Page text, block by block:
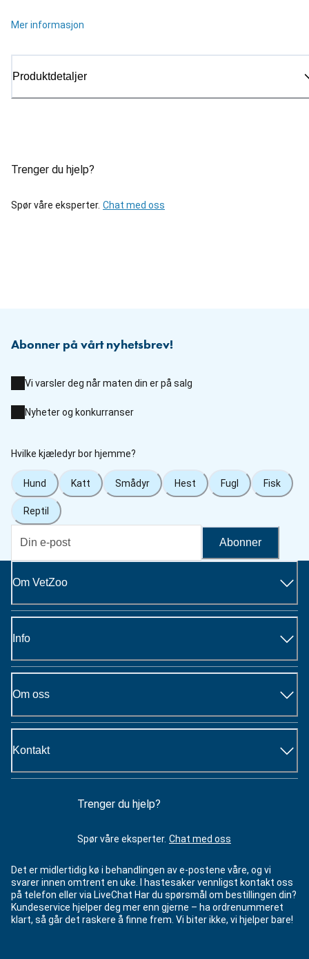
Mer informasjon
Produktdetaljer
Trenger du hjelp?
Spør våre eksperter. Chat med oss
Abonner på vårt nyhetsbrev!
Vi varsler deg når maten din er på salg
Nyheter og konkurranser
Hvilke kjæledyr bor hjemme?
Hund Katt Smådyr Hest Fugl Fisk
Reptil
Abonner
Om VetZoo
Info
Om oss
Kontakt
Trenger du hjelp?
Spør våre eksperter. Chat med oss
Det er midlertidig kø i behandlingen av e-postene våre, og vi
svarer innen omtrent en uke. I hastesaker vennligst kontakt oss
på telefon eller via LiveChat Har du spørsmål om bestillingen din?
Kundeservice hjelper deg mer enn gjerne – ha ordrenummeret
klart, så går det raskere å finne frem. Vi biter ikke, vi hjelper bare!